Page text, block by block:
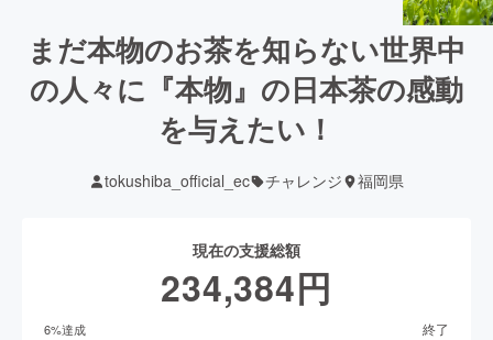
まだ本物のお茶を知らない世界中
の人々に『本物』の日本茶の感動
を与えたい！
tokushiba_official_ec チャレンジ 福岡県
現在の支援総額
234,384円
6%達成 終了